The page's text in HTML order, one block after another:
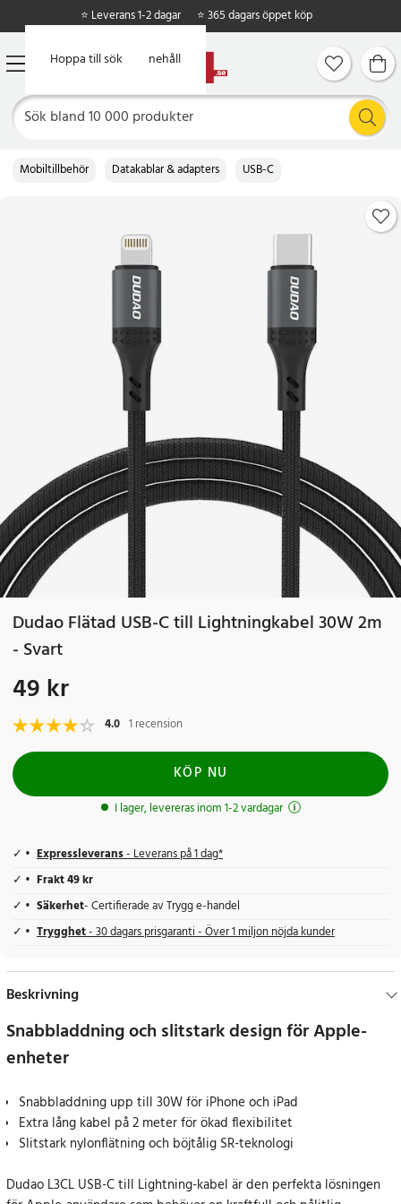
Hoppa till huvudinnehåll
Hoppa till sök
⭐ Leverans 1-2 dagar ⭐ 365 dagars öppet köp
Mobiltillbehör Datakablar & adapters USB-C
Dudao Flätad USB-C till Lightningkabel 30W 2m
- Svart
Pris: 49 kr
49 kr
4.0 1 recension
KÖP NU
I lager, levereras inom 1-2 vardagar
Expressleverans- Leverans på 1 dag*
Frakt 49 kr
Säkerhet- Certifierade av Trygg e-handel
Trygghet- 30 dagars prisgaranti - Över 1 miljon nöjda kunder
Beskrivning
Snabbladdning och slitstark design för Apple-
enheter
Snabbladdning upp till 30W för iPhone och iPad
Extra lång kabel på 2 meter för ökad flexibilitet
Slitstark nylonflätning och böjtålig SR-teknologi
Dudao L3CL USB-C till Lightning-kabel är den perfekta lösningen